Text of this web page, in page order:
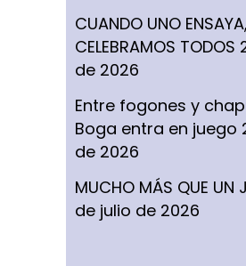
CUANDO UNO ENSAYA,
CELEBRAMOS TODOS
de 2026
Entre fogones y
Boga entra en juego
de 2026
MUCHO MÁS QUE UN
de julio de 2026